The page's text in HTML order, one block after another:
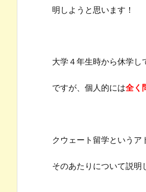
明しようと思います！
大学４年生時から休学し
ですが、個人的には全く
クウェート留学というア
そのあたりについて説明